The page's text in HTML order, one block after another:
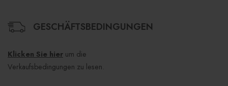
GESCHÄFTSBEDINGUNGEN
Klicken Sie hier um die
Verkaufsbedingungen zu lesen.